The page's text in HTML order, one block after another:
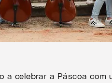
a celebrar a Páscoa com